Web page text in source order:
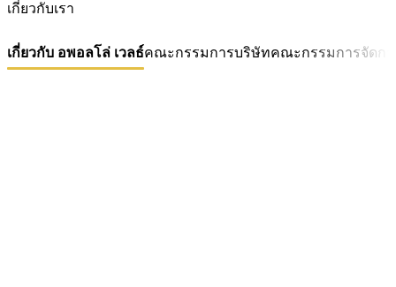
เกี่ยวกับเรา
เกี่ยวกับ อพอลโล่ เวลธ์คณะกรรมการบริษัทคณะกรรมการจัดกา